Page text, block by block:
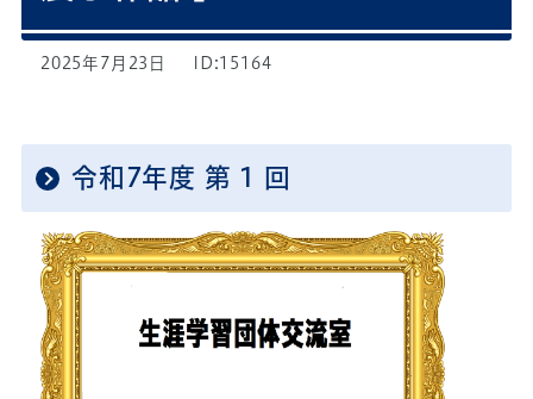
2025年7月23日 ID:15164
令和7年度 第 1 回